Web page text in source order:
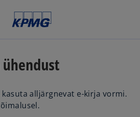
alljärgnevat e-kirja vormi.